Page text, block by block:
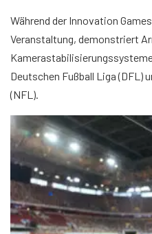
Während der Innovation
Veranstaltung, demonstriert
Deutschen Fußball Liga (DFL)
(NFL).